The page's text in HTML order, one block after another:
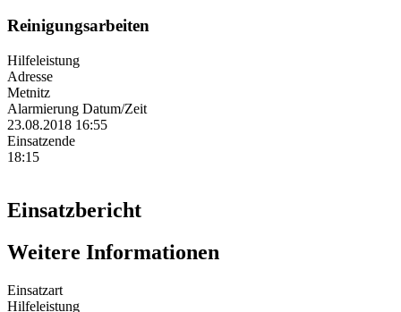
Reinigungsarbeiten
Hilfeleistung
Adresse
Metnitz
Alarmierung Datum/Zeit
23.08.2018 16:55
Einsatzende
18:15
Einsatzbericht
Weitere Informationen
Einsatzart
Hilfeleistung